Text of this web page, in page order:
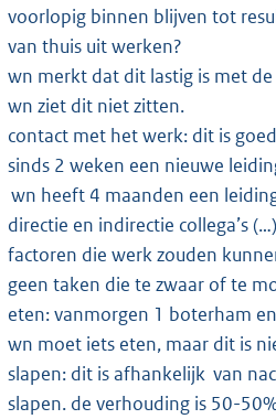
voorlopig binnen blijven tot
van thuis uit werken?
wn merkt dat dit lastig is met
wn ziet dit niet zitten.
contact met het werk: dit is
sinds 2 weken een nieuwe
wn heeft 4 maanden een
directie en indirectie collega’s (…)
factoren die werk zouden
geen taken die te zwaar of te
eten: vanmorgen 1 boterham
wn moet iets eten, maar dit is
slapen: dit is afhankelijk van
slapen. de verhouding is 50-